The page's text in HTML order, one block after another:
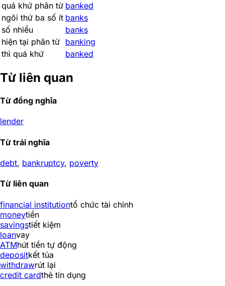
quá khứ phân từ banked
ngôi thứ ba số ít banks
số nhiều
banks
hiện tại phân từ banking
thì quá khứ
banked
Từ liên quan
Từ đồng nghĩa
lender
Từ trái nghĩa
debt, bankruptcy, poverty
Từ liên quan
financial institutiontổ chức tài chính
moneytiền
savingstiết kiệm
loanvay
ATMhút tiền tự động
depositkết tủa
withdrawrút lại
credit cardthẻ tín dụng